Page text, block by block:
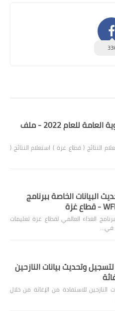
نتائج امتحان الثانوية العامة للعام 2022 - ملف
النتائج ( قطاع غزة ) استعلام النتائج (
البيانات الخاصة ببرنامج
الغذاء العالمي لقطاع غزة تعليمات
في…
لتسجيل وتحديث بيانات النازحين
النازحين للاستفادة من الإغاثة من خلال